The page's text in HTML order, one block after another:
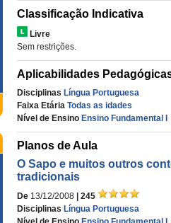
Classificação Indicativa
Livre
Sem restrições.
Aplicabilidades
Disciplinas Língua Portuguesa
Faixa Etária Todas as idades
Nível de Ensino Ensino Fundamental I
Planos de Aula
O Sapo e muitos outros
tradicionais
De 13/12/2008
| 245
Disciplinas Língua Portuguesa